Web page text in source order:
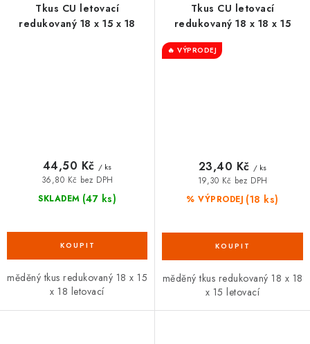
Tkus CU letovací
redukovaný 18 x 15 x 18
SKLADEM (47 ks)
36,80 Kč bez DPH
44,50 Kč / ks
měděný tkus redukovaný 18 x 15
x 18 letovací
Tkus CU letovací
redukovaný 18 x 18 x 15
🔥 VÝPRODEJ
% VÝPRODEJ (18 ks)
19,30 Kč bez DPH
23,40 Kč / ks
měděný tkus redukovaný 18 x 18
x 15 letovací